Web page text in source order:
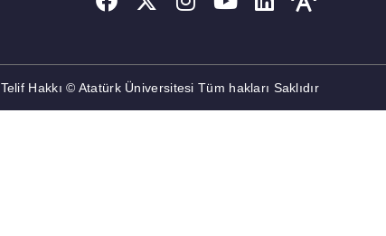
Telif Hakkı © Atatürk Üniversitesi Tüm hakları Saklıdır